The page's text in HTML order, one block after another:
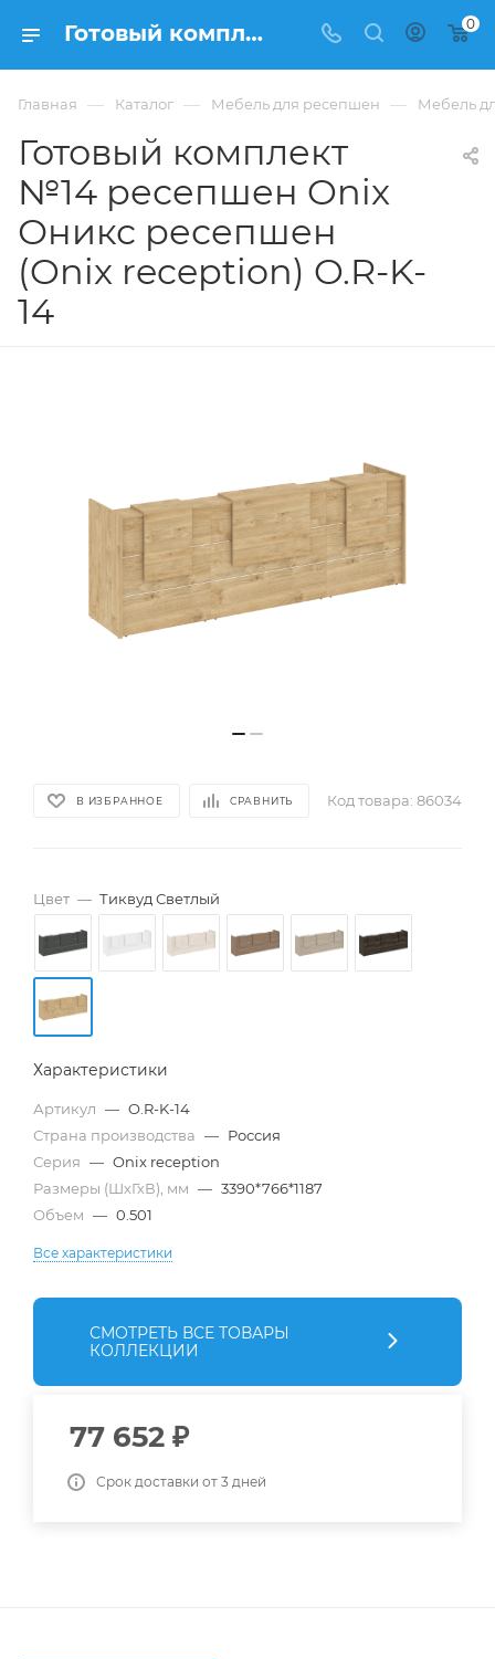
Готовый комплект №14 ресепшен Onix Оникс ресепшен (Onix reception) O.R-K-14 из ЛДСП купить в Москве, цена 77 652 ₽. - интернет-магазин ФРАНКОМ 0
Главная — Каталог — Мебель для ресепшен — Мебель
Готовый комплект
№14 ресепшен Onix
Оникс ресепшен
(Onix reception) O.R-K-
14
В ИЗБРАННОЕ СРАВНИТЬ Код товара: 86034
Цвет — Тиквуд Светлый
Характеристики
Артикул — O.R-K-14
Страна производства — Россия
Серия — Onix reception
Размеры (ШхГхВ), мм — 3390*766*1187
Объем — 0.501
Все характеристики
СМОТРЕТЬ ВСЕ ТОВАРЫ
КОЛЛЕКЦИИ
77 652 ₽
Срок доставки от 3 дней